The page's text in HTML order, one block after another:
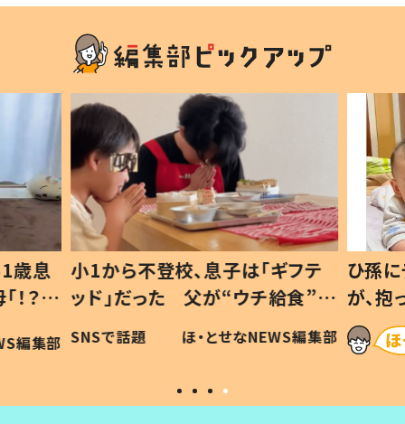
歳息
？」
編集部
小1から不登校、息子は「ギフテ
ッド」だった 父が“ウチ給食”を
作り続ける理由とは #令和の親
#令和の子
SNSで話題 ほ・とせなNEWS編集部
ひ孫
が、
「涙が
い」